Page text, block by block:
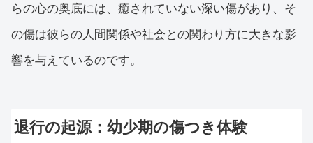
らの心の奥底には、癒されていない深い傷があり、そ
の傷は彼らの人間関係や社会との関わり方に大きな影
響を与えているのです。
退行の起源：幼少期の傷つき体験